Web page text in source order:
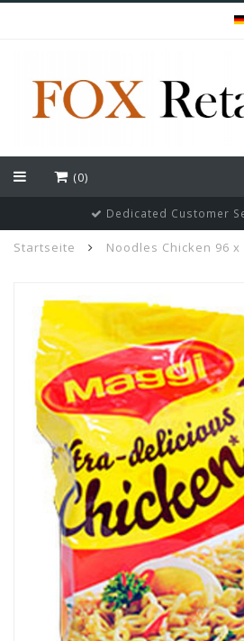
(0)
Dedicated Customer
Startseite Noodles Chicken 96 x